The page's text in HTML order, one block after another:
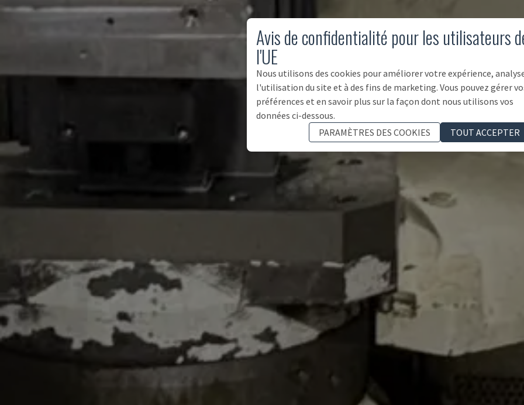
Avis de confidentialité pour les utilisateurs
l'UE
Nous utilisons des cookies pour améliorer votre expérience,
l'utilisation du site et à des fins de marketing. Vous pouvez gérer
préférences et en savoir plus sur la façon dont nous utilisons vos
données ci-dessous.
PARAMÈTRES DES COOKIES
TOUT ACCEPTER